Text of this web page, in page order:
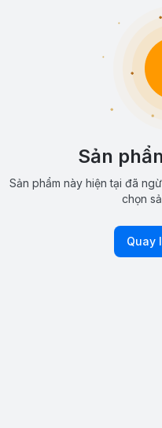
Sản
Sản phẩm này hiện tại đã
chọn
Quay